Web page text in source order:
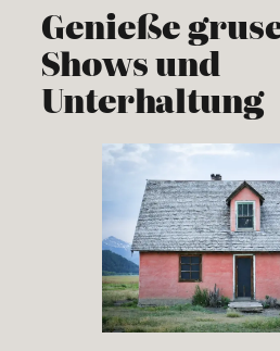
Genieße
Shows und
Unterhaltung